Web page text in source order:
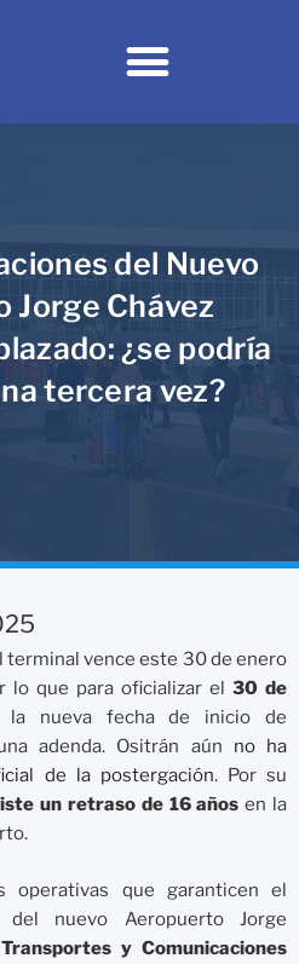
del Nuevo
Jorge Chávez
¿se podría
tercera vez?
terminal vence este 30 de enero
lo que para oficializar el 30 de
la nueva fecha de inicio de
adenda. Ositrán aún no ha
de la postergación. Por su
un retraso de 16 añosen la
que garanticen el
del nuevo Aeropuerto Jorge
y Comunicaciones